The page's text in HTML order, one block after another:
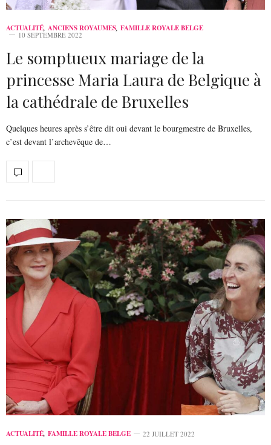
ACTUALITÉ, ANCIENS ROYAUMES, FAMILLE ROYALE BELGE
10 SEPTEMBRE 2022
Le somptueux mariage de la
princesse Maria Laura de Belgique à
la cathédrale de Bruxelles
Quelques heures après s’être dit oui devant le bourgmestre de Bruxelles,
c’est devant l’archevêque de…
ACTUALITÉ, FAMILLE ROYALE BELGE 22 JUILLET 2022